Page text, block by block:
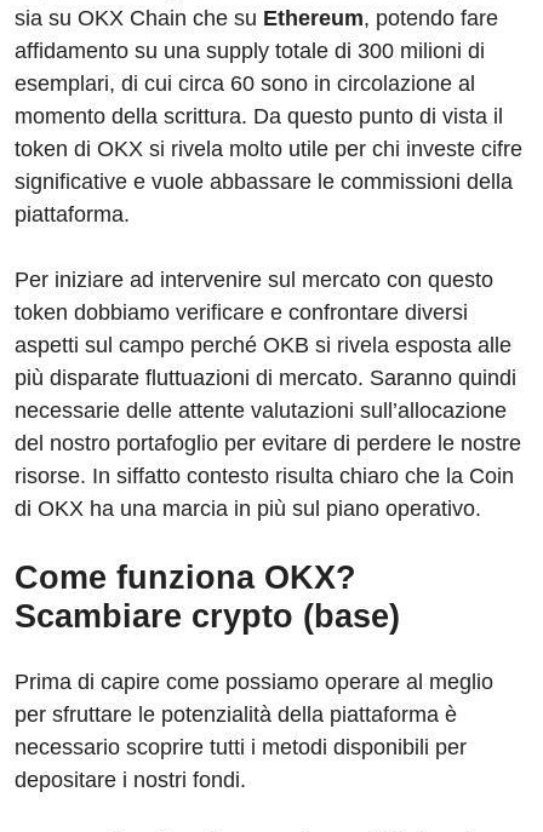
sia su OKX Chain che su Ethereum, potendo fare
affidamento su una supply totale di 300 milioni di
esemplari, di cui circa 60 sono in circolazione al
momento della scrittura. Da questo punto di vista il
token di OKX si rivela molto utile per chi investe cifre
significative e vuole abbassare le commissioni della
piattaforma.
Per iniziare ad intervenire sul mercato con questo
token dobbiamo verificare e confrontare diversi
aspetti sul campo perché OKB si rivela esposta alle
più disparate fluttuazioni di mercato. Saranno quindi
necessarie delle attente valutazioni sull’allocazione
del nostro portafoglio per evitare di perdere le nostre
risorse. In siffatto contesto risulta chiaro che la Coin
di OKX ha una marcia in più sul piano operativo.
Come funziona OKX?
Scambiare crypto (base)
Prima di capire come possiamo operare al meglio
per sfruttare le potenzialità della piattaforma è
necessario scoprire tutti i metodi disponibili per
depositare i nostri fondi.